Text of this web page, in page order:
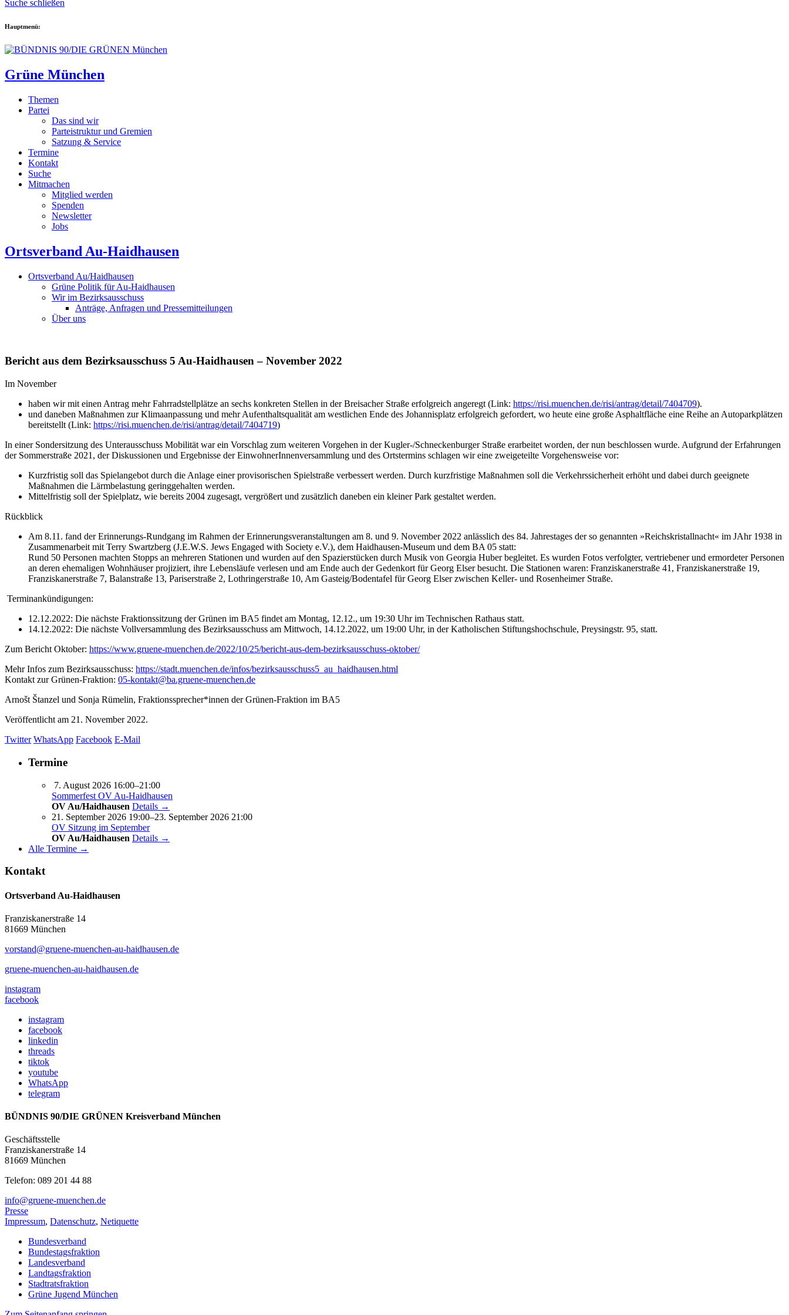
Suche schließen
Hauptmenü:
Grüne München
Themen
Partei
Das sind wir
Parteistruktur und Gremien
Satzung & Service
Termine
Kontakt
Suche
Mitmachen
Mitglied werden
Spenden
Newsletter
Jobs
Ortsverband Au-Haidhausen
Ortsverband Au/Haidhausen
Grüne Politik für Au-Haidhausen
Wir im Bezirksausschuss
Anträge, Anfragen und Pressemitteilungen
Über uns
Bericht aus dem Bezirksausschuss 5 Au-Haidhausen – November 2022
Im November
haben wir mit einen Antrag mehr Fahrradstellplätze an sechs konkreten Stellen in der Breisacher Straße erfolgreich angeregt (Link: https://risi.muenchen.de/risi/antrag/detail/7404709).
und daneben Maßnahmen zur Klimaanpassung und mehr Aufenthaltsqualität am westlichen Ende des Johannisplatz erfolgreich gefordert, wo heute eine große Asphaltfläche eine Reihe an Autoparkplätzen
bereitstellt (Link: https://risi.muenchen.de/risi/antrag/detail/7404719)
In einer Sondersitzung des Unterausschuss Mobilität war ein Vorschlag zum weiteren Vorgehen in der Kugler-/Schneckenburger Straße erarbeitet worden, der nun beschlossen wurde. Aufgrund der Erfahrungen
der Sommerstraße 2021, der Diskussionen und Ergebnisse der EinwohnerInnenversammlung und des Ortstermins schlagen wir eine zweigeteilte Vorgehensweise vor:
Kurzfristig soll das Spielangebot durch die Anlage einer provisorischen Spielstraße verbessert werden. Durch kurzfristige Maßnahmen soll die Verkehrssicherheit erhöht und dabei durch geeignete
Maßnahmen die Lärmbelastung geringgehalten werden.
Mittelfristig soll der Spielplatz, wie bereits 2004 zugesagt, vergrößert und zusätzlich daneben ein kleiner Park gestaltet werden.
Rückblick
Am 8.11. fand der Erinnerungs-Rundgang im Rahmen der Erinnerungsveranstaltungen am 8. und 9. November 2022 anlässlich des 84. Jahrestages der so genannten »Reichskristallnacht« im JAhr 1938 in
Zusammenarbeit mit Terry Swartzberg (J.E.W.S. Jews Engaged with Society e.V.), dem Haidhausen-Museum und dem BA 05 statt:
Rund 50 Personen machten Stopps an mehreren Stationen und wurden auf den Spazierstücken durch Musik von Georgia Huber begleitet. Es wurden Fotos verfolgter, vertriebener und ermordeter Personen
an deren ehemaligen Wohnhäuser projiziert, ihre Lebensläufe verlesen und am Ende auch der Gedenkort für Georg Elser besucht. Die Stationen waren: Franziskanerstraße 41, Franziskanerstraße 19,
Franziskanerstraße 7, Balanstraße 13, Pariserstraße 2, Lothringerstraße 10, Am Gasteig/Bodentafel für Georg Elser zwischen Keller- und Rosenheimer Straße.
Terminankündigungen:
12.12.2022: Die nächste Fraktionssitzung der Grünen im BA5 findet am Montag, 12.12., um 19:30 Uhr im Technischen Rathaus statt.
14.12.2022: Die nächste Vollversammlung des Bezirksausschuss am Mittwoch, 14.12.2022, um 19:00 Uhr, in der Katholischen Stiftungshochschule, Preysingstr. 95, statt.
Zum Bericht Oktober: https://www.gruene-muenchen.de/2022/10/25/bericht-aus-dem-bezirksausschuss-oktober/
Mehr Infos zum Bezirksausschuss: https://stadt.muenchen.de/infos/bezirksausschuss5_au_haidhausen.html
Kontakt zur Grünen-Fraktion: 05-kontakt@ba.gruene-muenchen.de
Arnošt Štanzel und Sonja Rümelin, Fraktionssprecher*innen der Grünen-Fraktion im BA5
Veröffentlicht am 21. November 2022.
Twitter WhatsApp Facebook E-Mail
Termine
7. August 2026 16:00–21:00
Sommerfest OV Au-Haidhausen
OV Au/Haidhausen Details →
21. September 2026 19:00–23. September 2026 21:00
OV Sitzung im September
OV Au/Haidhausen Details →
Alle Termine →
Kontakt
Ortsverband Au-Haidhausen
Franziskanerstraße 14
81669 München
vorstand@gruene-muenchen-au-haidhausen.de
gruene-muenchen-au-haidhausen.de
instagram
facebook
instagram
facebook
linkedin
threads
tiktok
youtube
WhatsApp
telegram
BÜNDNIS 90/DIE GRÜNEN Kreisverband München
Geschäftsstelle
Franziskanerstraße 14
81669 München
Telefon: 089 201 44 88
info@gruene-muenchen.de
Presse
Impressum, Datenschutz, Netiquette
Bundesverband
Bundestagsfraktion
Landesverband
Landtagsfraktion
Stadtratsfraktion
Grüne Jugend München